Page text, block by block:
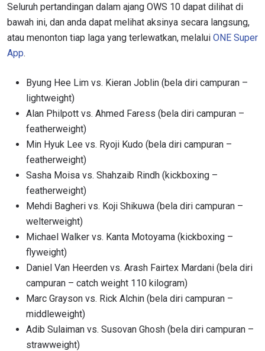
Seluruh pertandingan dalam ajang OWS 10 dapat dilihat di
bawah ini, dan anda dapat melihat aksinya secara langsung,
atau menonton tiap laga yang terlewatkan, melalui ONE Super
App.
Byung Hee Lim vs. Kieran Joblin (bela diri campuran –
lightweight)
Alan Philpott vs. Ahmed Faress (bela diri campuran –
featherweight)
Min Hyuk Lee vs. Ryoji Kudo (bela diri campuran –
featherweight)
Sasha Moisa vs. Shahzaib Rindh (kickboxing –
featherweight)
Mehdi Bagheri vs. Koji Shikuwa (bela diri campuran –
welterweight)
Michael Walker vs. Kanta Motoyama (kickboxing –
flyweight)
Daniel Van Heerden vs. Arash Fairtex Mardani (bela diri
campuran – catch weight 110 kilogram)
Marc Grayson vs. Rick Alchin (bela diri campuran –
middleweight)
Adib Sulaiman vs. Susovan Ghosh (bela diri campuran –
strawweight)